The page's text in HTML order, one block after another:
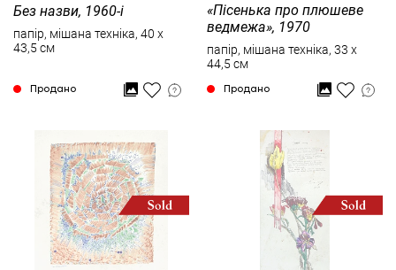
Без назви, 1960-і
папір, мішана техніка, 40 x
43,5 см
Продано
«Пісенька про плюшеве
ведмежа», 1970
папір, мішана техніка, 33 x
44,5 см
Продано